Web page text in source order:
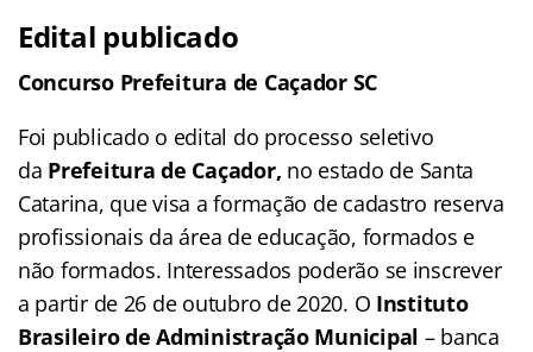
Edital publicado
Concurso Prefeitura de Caçador SC
Foi publicado o edital do processo seletivo
da Prefeitura de Caçador, no estado de Santa
Catarina, que visa a formação de cadastro reserva
profissionais da área de educação, formados e
não formados. Interessados poderão se inscrever
a partir de 26 de outubro de 2020. O Instituto
Brasileiro de Administração Municipal – banca